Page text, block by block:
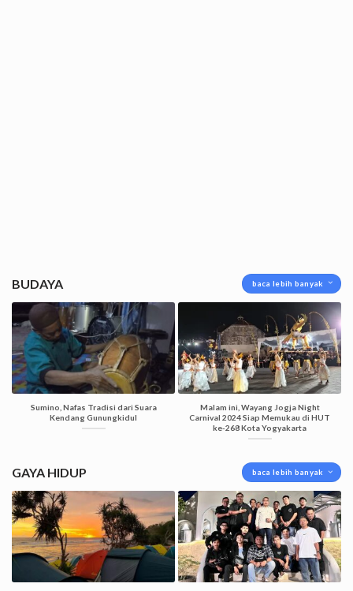
BUDAYA baca lebih banyak
Sumino, Nafas Tradisi dari Suara
Kendang Gunungkidul
Malam ini, Wayang Jogja Night
Carnival 2024 Siap Memukau di HUT
ke-268 Kota Yogyakarta
GAYA HIDUP baca lebih banyak